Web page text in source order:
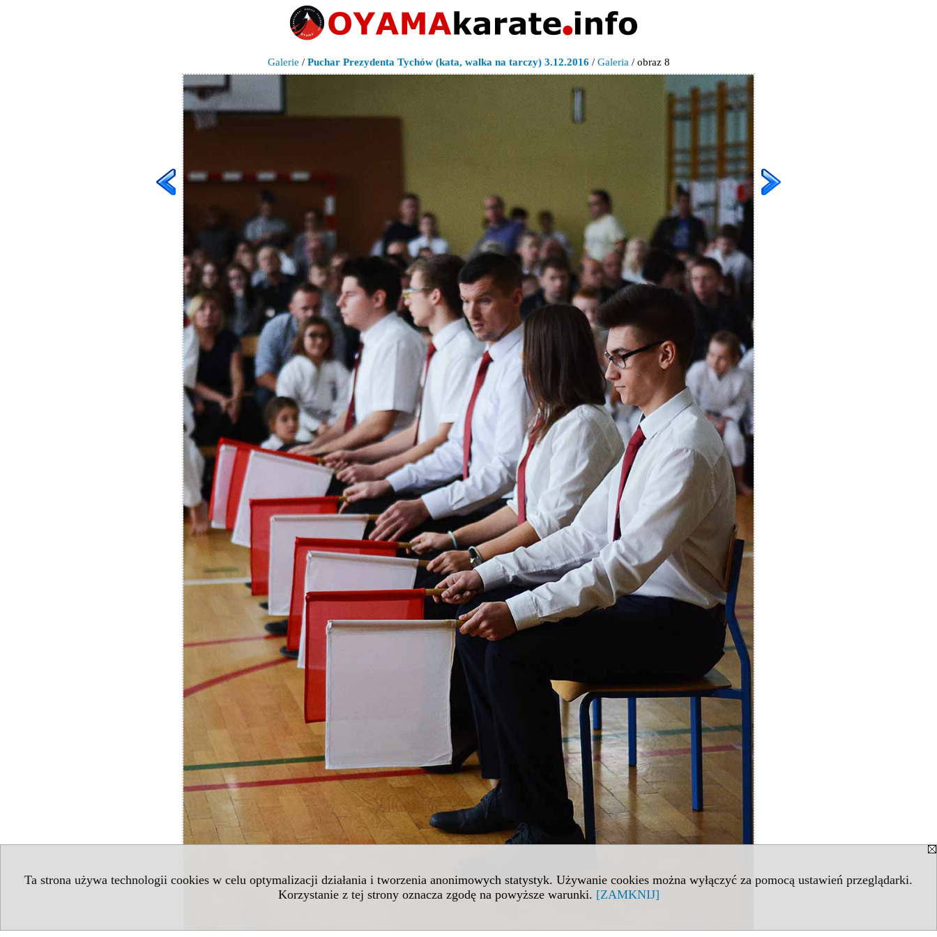
Ta strona używa technologii cookies w celu optymalizacji działania i tworzenia anonimowych statystyk. Używanie cookies można wyłączyć za pomocą ustawień przeglądarki.
Korzystanie z tej strony oznacza zgodę na powyższe warunki. [ZAMKNIJ]
Galerie / Puchar Prezydenta Tychów (kata, walka na tarczy) 3.12.2016 / Galeria / obraz 8